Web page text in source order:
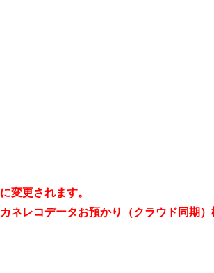
変更されます。
ネレコデータお預かり（クラウド同期）